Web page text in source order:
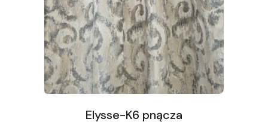
Elysse-K6 pnącza